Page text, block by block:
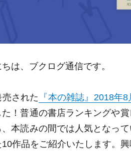
は、ブクログ通信です。
された 『本の雑誌』2018年8
！普通の書店ランキングや
、本読みの間では人気となっ
作品をご紹介いたします。